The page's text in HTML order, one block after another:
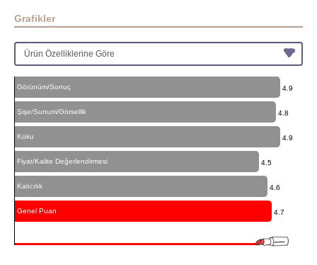
Grafikler
Görünüm/Sonuç 4.9
Şişe/Sunum/Görsellik 4.8
Koku 4.9
Fiyat/Kalite Değerlendirmesi 4.5
Kalıcılık 4.6
Genel Puan 4.7